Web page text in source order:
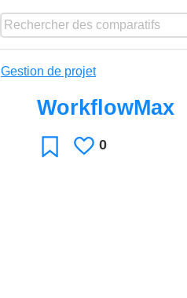
Gestion de projet
WorkflowMax
Favori J'aime
0